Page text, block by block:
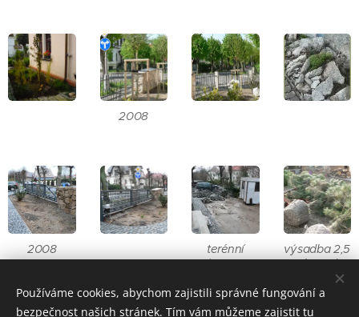
2008
2008
terénní
úpravy,
výsadba 2,5
m borovic
Používáme cookies, abychom zajistili správné fungování a
bezpečnost našich stránek. Tím vám můžeme zajistit tu